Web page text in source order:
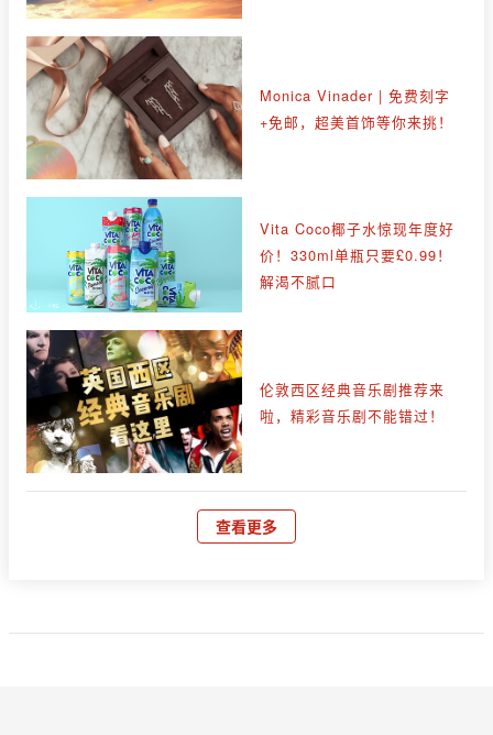
Monica Vinader | 免费刻字
+免邮，超美首饰等你来挑！
Vita Coco椰子水惊现年度好
价！330ml单瓶只要£0.99！
解渴不腻口
伦敦西区经典音乐剧推荐来
啦，精彩音乐剧不能错过！
查看更多